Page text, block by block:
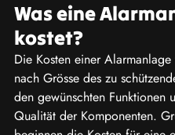
Was eine
kostet?
Die Kosten einer
nach Grösse des zu
den gewünschten Funktionen
Qualität der Komponenten.